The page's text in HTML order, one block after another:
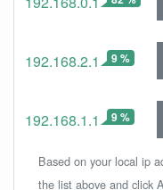
192.168.2.1 9 %
192.168.1.1 9 %
Based on your local ip
the list above and click